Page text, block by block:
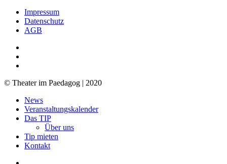
Impressum
Datenschutz
AGB
© Theater im Paedagog | 2020
Close
Menu
News
Veranstaltungskalender
Das TIP
Über uns
Tip mieten
Kontakt